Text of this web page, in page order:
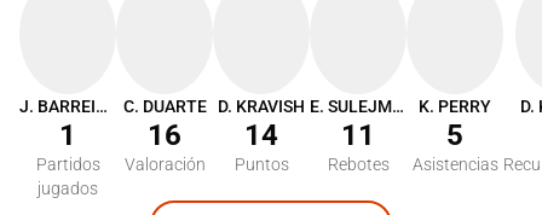
J. BARREIRO
1
Partidos
jugados
C. DUARTE
16
Valoración
D. KRAVISH
14
Puntos
E. SULEJMANOVIC
11
Rebotes
K. PERRY
5
Asistencias
D.